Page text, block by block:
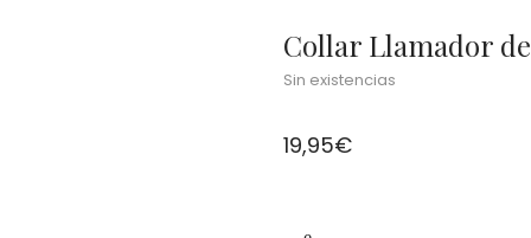
Collar Llamador
Sin existencias
19,95€